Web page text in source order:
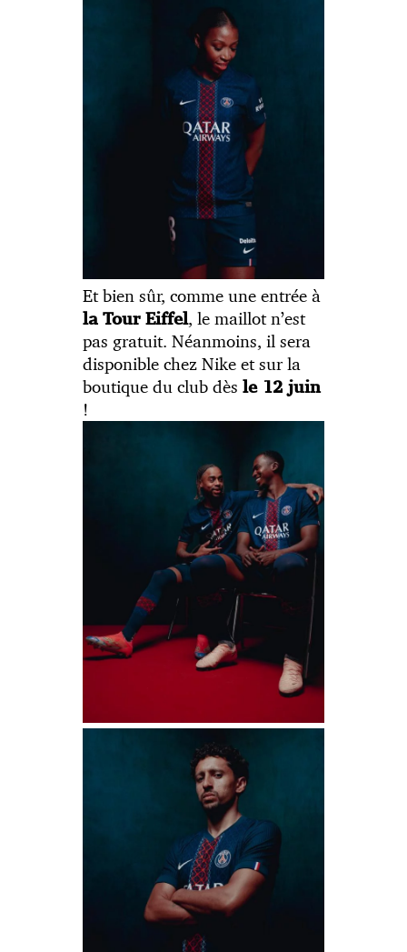
Et bien sûr, comme une entrée à
la Tour Eiffel, le maillot n’est
pas gratuit. Néanmoins, il sera
disponible chez Nike et sur la
boutique du club dèsle 12 juin
!